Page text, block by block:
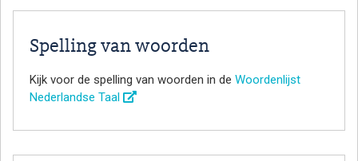
Spelling van woorden
Kijk voor de spelling van woorden in de Woordenlijst
Nederlandse Taal